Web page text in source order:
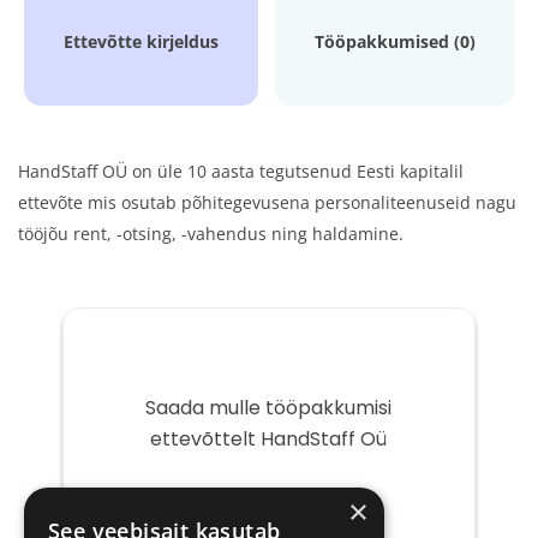
Ettevõtte kirjeldus Tööpakkumised (0)
HandStaff OÜ on üle 10 aasta tegutsenud Eesti kapitalil
ettevõte mis osutab põhitegevusena personaliteenuseid nagu
tööjõu rent, -otsing, -vahendus ning haldamine.
Saada mulle tööpakkumisi
ettevõttelt HandStaff Oü
post
×
See veebisait kasutab